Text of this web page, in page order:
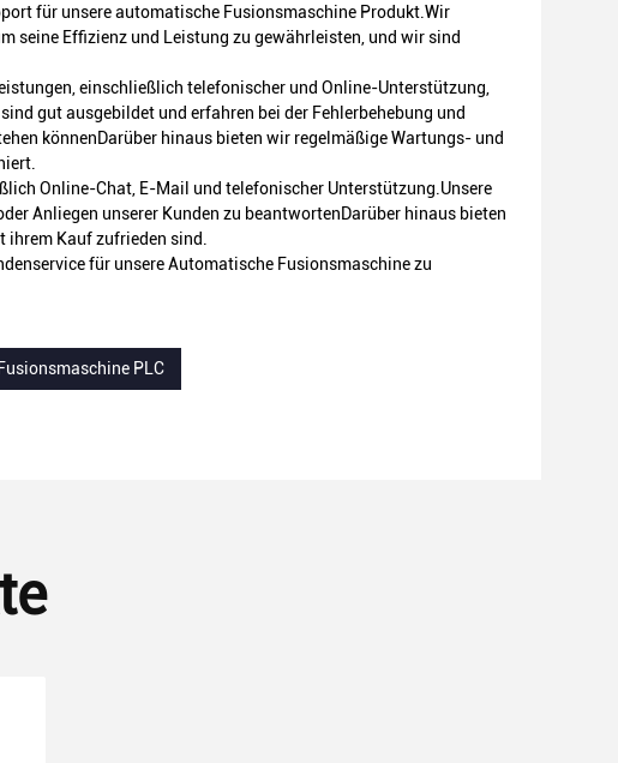
für unsere automatische Fusionsmaschine Produkt.Wir
seine Effizienz und Leistung zu gewährleisten, und wir sind
einschließlich telefonischer und Online-Unterstützung,
gut ausgebildet und erfahren bei der Fehlerbehebung und
könnenDarüber hinaus bieten wir regelmäßige Wartungs- und
Online-Chat, E-Mail und telefonischer Unterstützung.Unsere
Anliegen unserer Kunden zu beantwortenDarüber hinaus bieten
ihrem Kauf zufrieden sind.
für unsere Automatische Fusionsmaschine zu
PLC